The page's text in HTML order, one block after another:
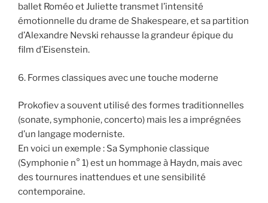
ballet Roméo et Juliette transmet l’intensité
émotionnelle du drame de Shakespeare, et sa partition
d’Alexandre Nevski rehausse la grandeur épique du
film d’Eisenstein.
6. Formes classiques avec une touche moderne
Prokofiev a souvent utilisé des formes traditionnelles
(sonate, symphonie, concerto) mais les a imprégnées
d’un langage moderniste.
En voici un exemple : Sa Symphonie classique
(Symphonie n° 1) est un hommage à Haydn, mais avec
des tournures inattendues et une sensibilité
contemporaine.